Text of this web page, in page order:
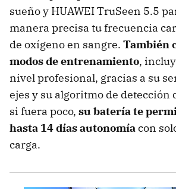
sueño y HUAWEI TruSeen 5.5
manera precisa tu frecuencia
de oxígeno en sangre. También
modos de entrenamiento,
nivel profesional, gracias a su
ejes y su algoritmo de detección
si fuera poco, su batería te
hasta 14 días autonomíacon
carga.